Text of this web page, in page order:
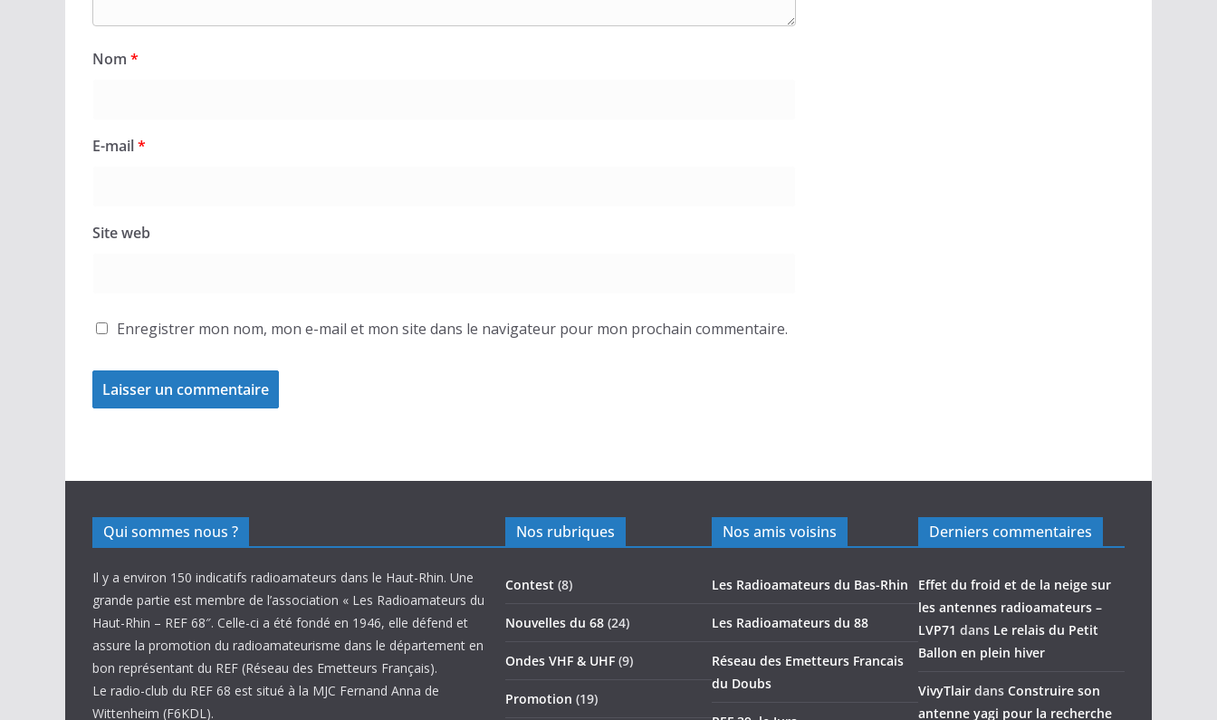
Nom *
E-mail*
Site web
Enregistrer mon nom, mon e-mail et mon site dans le navigateur pour mon prochain commentaire.
Qui sommes nous ?
Il y a environ 150 indicatifs radioamateurs dans le Haut-Rhin. Une
grande partie est membre de l’association « Les Radioamateurs du
Haut-Rhin – REF 68″. Celle-ci a été fondé en 1946, elle défend et
assure la promotion du radioamateurisme dans le département en
bon représentant du REF (Réseau des Emetteurs Français).
Le radio-club du REF 68 est situé à la MJC Fernand Anna de
Wittenheim (F6KDL).
Nos rubriques
Contest (8)
Nouvelles du 68 (24)
Ondes VHF & UHF (9)
Promotion (19)
Nos amis voisins
Les Radioamateurs du Bas-Rhin
Les Radioamateurs du 88
Réseau des Emetteurs Francais
du Doubs
Derniers commentaires
Effet du froid et de la neige sur
les antennes radioamateurs –
LVP71 dans Le relais du Petit
Ballon en plein hiver
VivyTlair dans Construire son
antenne yagi pour la recherche